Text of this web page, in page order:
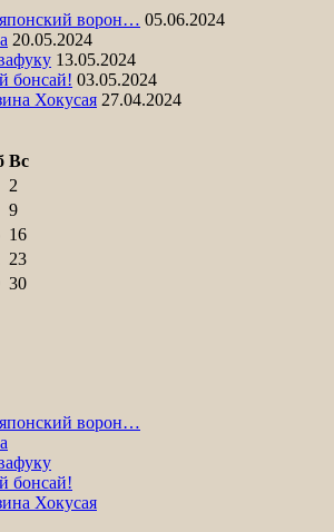
ворон… 05.06.2024
20.05.2024
13.05.2024
бонсай! 03.05.2024
Хокусая 27.04.2024
Вс
2
9
16
23
30
ворон…
бонсай!
Хокусая